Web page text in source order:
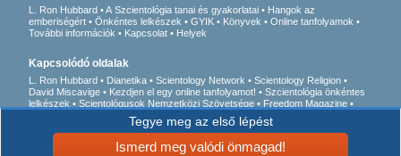
Tegye meg az első lépést
Ismerd meg valódi önmagad!
L. Ron Hubbard A Szcientológia tanai és gyakorlatai
Hangok az
emberiségért
Önkéntes lelkészek GYIK Könyvek
Online tanfolyamok
További információk
Kapcsolat Helyek
Kapcsolódó oldalak
L. Ron Hubbard Dianetika Scientology Network
Scientology Religion
David Miscavige
Kezdjen el egy online tanfolyamot!
Szcientológia önkéntes
lelkészek
Scientológusok Nemzetközi Szövetsége
Freedom Magazine
Akik felszólalnak egy
Együtt az Emberi Jogokért
Fiatalok az Emberi Jogokért
Állampolgári Bizottság az Emberi Jogokért